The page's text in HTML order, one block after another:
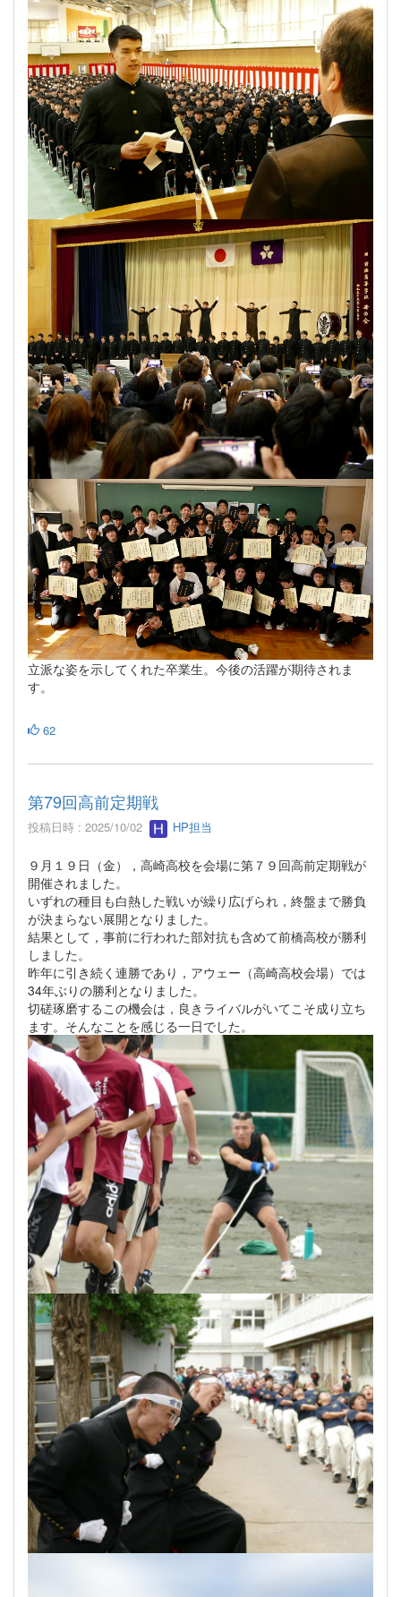
立派な姿を示してくれた卒業生。今後の活躍が期待されま
す。
62
第79回高前定期戦
投稿日時 : 2025/10/02 HP担当
９月１９日（金），高崎高校を会場に第７９回高前定期戦が
開催されました。
いずれの種目も白熱した戦いが繰り広げられ，終盤まで勝負
が決まらない展開となりました。
結果として，事前に行われた部対抗も含めて前橋高校が勝利
しました。
昨年に引き続く連勝であり，アウェー（高崎高校会場）では
34年ぶりの勝利となりました。
切磋琢磨するこの機会は，良きライバルがいてこそ成り立ち
ます。そんなことを感じる一日でした。